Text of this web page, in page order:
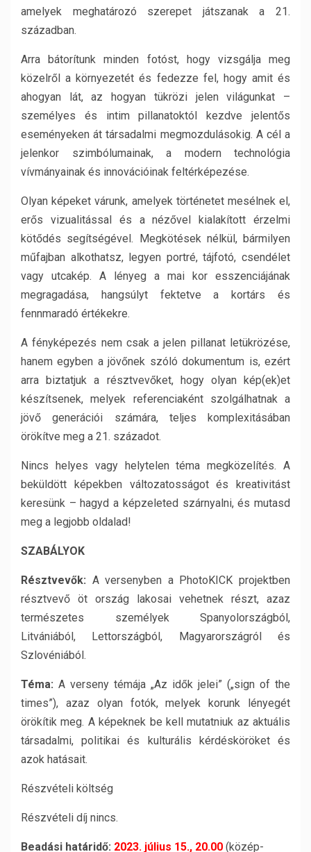
amelyek meghatározó szerepet játszanak a 21.
században.
Arra bátorítunk minden fotóst, hogy vizsgálja meg
közelről a környezetét és fedezze fel, hogy amit és
ahogyan lát, az hogyan tükrözi jelen világunkat –
személyes és intim pillanatoktól kezdve jelentős
eseményeken át társadalmi megmozdulásokig. A cél a
jelenkor szimbólumainak, a modern technológia
vívmányainak és innovációinak feltérképezése.
Olyan képeket várunk, amelyek történetet mesélnek el,
erős vizualitással és a nézővel kialakított érzelmi
kötődés segítségével. Megkötések nélkül, bármilyen
műfajban alkothatsz, legyen portré, tájfotó, csendélet
vagy utcakép. A lényeg a mai kor esszenciájának
megragadása, hangsúlyt fektetve a kortárs és
fennmaradó értékekre.
A fényképezés nem csak a jelen pillanat letükrözése,
hanem egyben a jövőnek szóló dokumentum is, ezért
arra biztatjuk a résztvevőket, hogy olyan kép(ek)et
készítsenek, melyek referenciaként szolgálhatnak a
jövő generációi számára, teljes komplexitásában
örökítve meg a 21. századot.
Nincs helyes vagy helytelen téma megközelítés. A
beküldött képekben változatosságot és kreativitást
keresünk – hagyd a képzeleted szárnyalni, és mutasd
meg a legjobb oldalad!
SZABÁLYOK
Résztvevők: A versenyben a PhotoKICK projektben
résztvevő öt ország lakosai vehetnek részt, azaz
természetes személyek Spanyolországból,
Litvániából, Lettországból, Magyarországról és
Szlovéniából.
Téma: A verseny témája „Az idők jelei” („sign of the
times”), azaz olyan fotók, melyek korunk lényegét
örökítik meg. A képeknek be kell mutatniuk az aktuális
társadalmi, politikai és kulturális kérdésköröket és
azok hatásait.
Részvételi költség
Részvételi díj nincs.
Beadási határidő: 2023. július 15., 20.00 (közép-